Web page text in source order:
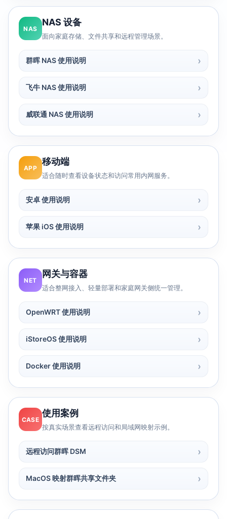
NAS
NAS 设备
面向家庭存储、文件共享和远程管理场景。
群晖 NAS 使用说明
飞牛 NAS 使用说明
威联通 NAS 使用说明
APP
移动端
适合随时查看设备状态和访问常用内网服务。
安卓 使用说明
苹果 iOS 使用说明
NET
网关与容器
适合整网接入、轻量部署和家庭网关侧统一管理。
OpenWRT 使用说明
iStoreOS 使用说明
Docker 使用说明
CASE
使用案例
按真实场景查看远程访问和局域网映射示例。
远程访问群晖 DSM
MacOS 映射群晖共享文件夹